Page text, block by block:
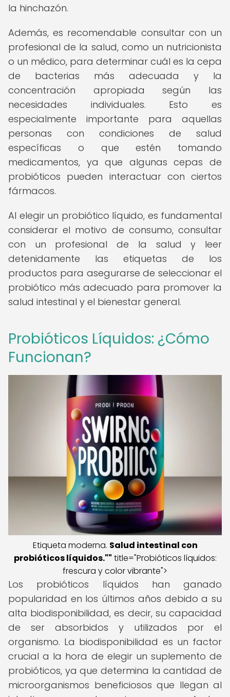
la hinchazón.
Además, es recomendable consultar con un
profesional de la salud, como un nutricionista
o un médico, para determinar cuál es la cepa
de bacterias más adecuada y la
concentración apropiada según las
necesidades individuales. Esto es
especialmente importante para aquellas
personas con condiciones de salud
específicas o que estén tomando
medicamentos, ya que algunas cepas de
probióticos pueden interactuar con ciertos
fármacos.
Al elegir un probiótico líquido, es fundamental
considerar el motivo de consumo, consultar
con un profesional de la salud y leer
detenidamente las etiquetas de los
productos para asegurarse de seleccionar el
probiótico más adecuado para promover la
salud intestinal y el bienestar general.
Probióticos Líquidos: ¿Cómo
Funcionan?
Etiqueta moderna. Salud intestinal con
probióticos líquidos."" title="Probióticos líquidos:
frescura y color vibrante">
Los probióticos líquidos han ganado
popularidad en los últimos años debido a su
alta biodisponibilidad, es decir, su capacidad
de ser absorbidos y utilizados por el
organismo. La biodisponibilidad es un factor
crucial a la hora de elegir un suplemento de
probióticos, ya que determina la cantidad de
microorganismos beneficiosos que llegan al